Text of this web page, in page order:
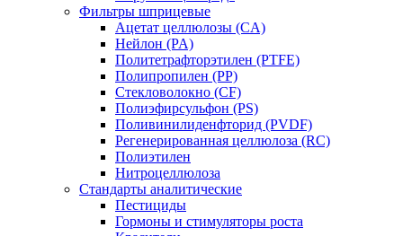
Фильтры шприцевые
Ацетат целлюлозы (CA)
Нейлон (PA)
Политетрафторэтилен (PTFE)
Полипропилен (PP)
Стекловолокно (CF)
Полиэфирсульфон (PS)
Поливинилиденфторид (PVDF)
Регенерированная целлюлоза (RC)
Полиэтилен
Нитроцеллюлоза
Стандарты аналитические
Пестициды
Гормоны и стимуляторы роста